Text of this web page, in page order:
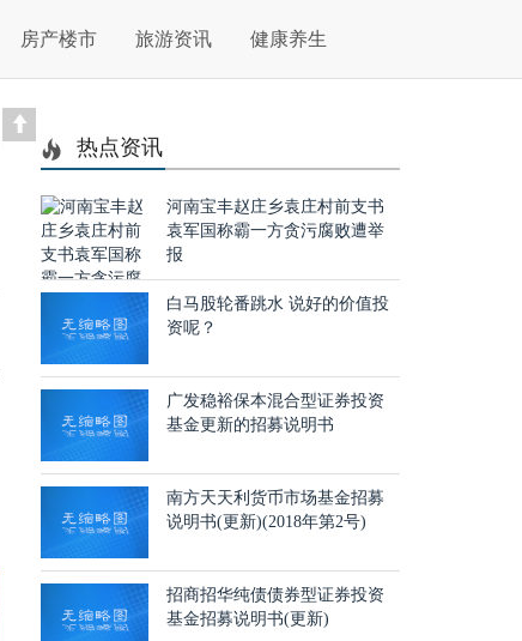
房产楼市 旅游资讯 健康养生
热点资讯
河南宝丰赵庄乡袁庄村前支书
袁军国称霸一方贪污腐败遭举
报
白马股轮番跳水 说好的价值投
资呢？
广发稳裕保本混合型证券投资
基金更新的招募说明书
南方天天利货币市场基金招募
说明书(更新)(2018年第2号)
招商招华纯债债券型证券投资
基金招募说明书(更新)